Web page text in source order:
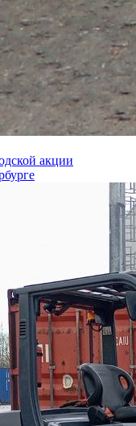
акции